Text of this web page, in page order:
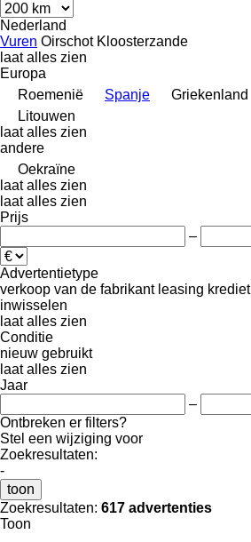
Nederland
Vuren Oirschot Kloosterzande
laat alles zien
Europa
Roemenië
Spanje Griekenland
Litouwen
laat alles zien
andere
Oekraïne
laat alles zien
laat alles zien
Prijs
–
Advertentietype
verkoop van de fabrikant leasing krediet
inwisselen
laat alles zien
Conditie
nieuw gebruikt
laat alles zien
Jaar
–
Ontbreken er filters?
Stel een wijziging voor
Zoekresultaten:
-
toon
Zoekresultaten: 617 advertenties
Toon